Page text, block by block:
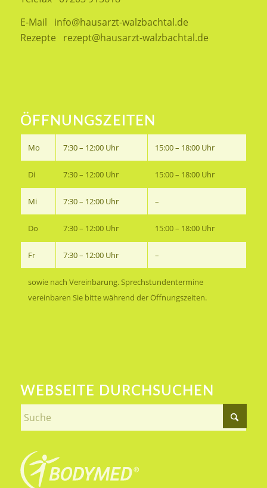
E-Mail
info@hausarzt-walzbachtal.de
Rezepte
rezept@hausarzt-walzbachtal.de
ÖFFNUNGSZEITEN
Mo 7:30 – 12:00 Uhr 15:00 – 18:00 Uhr
Di 7:30 – 12:00 Uhr 15:00 – 18:00 Uhr
Mi 7:30 – 12:00 Uhr –
Do 7:30 – 12:00 Uhr 15:00 – 18:00 Uhr
Fr 7:30 – 12:00 Uhr –
sowie nach Vereinbarung. Sprechstunden­termine
vereinbaren Sie bitte während der Öffnungszeiten.
WEBSEITE DURCHSUCHEN